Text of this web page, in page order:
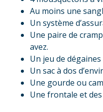
Au moins une
Un système
Une paire de
avez.
Un jeu de
Un sac à dos
Une gourde ou
Une frontale et